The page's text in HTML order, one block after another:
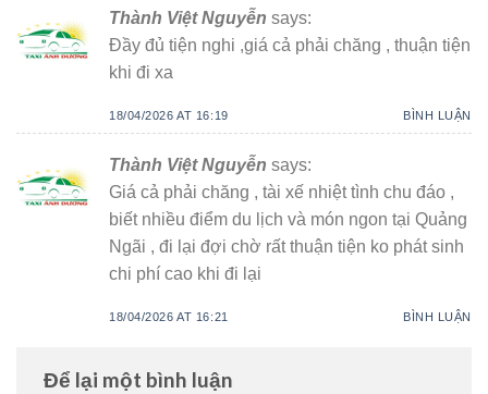
Thành Việt Nguyễn says:
Đầy đủ tiện nghi ,giá cả phải chăng , thuận tiện
khi đi xa
18/04/2026 AT 16:19 BÌNH LUẬN
Thành Việt Nguyễn says:
Giá cả phải chăng , tài xế nhiệt tình chu đáo ,
biết nhiều điểm du lịch và món ngon tại Quảng
Ngãi , đi lại đợi chờ rất thuận tiện ko phát sinh
chi phí cao khi đi lại
18/04/2026 AT 16:21 BÌNH LUẬN
Để lại một bình luận